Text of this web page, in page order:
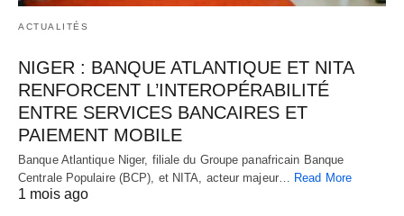
ACTUALITÉS
NIGER : BANQUE ATLANTIQUE ET NITA
RENFORCENT L’INTEROPÉRABILITÉ
ENTRE SERVICES BANCAIRES ET
PAIEMENT MOBILE
Banque Atlantique Niger, filiale du Groupe panafricain Banque
Centrale Populaire (BCP), et NITA, acteur majeur…
Read More
1 mois ago